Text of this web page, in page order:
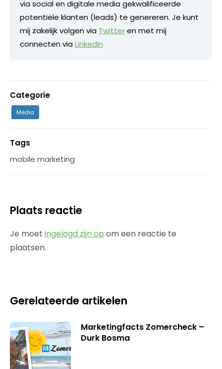
via social en digitale media gekwalificeerde
potentiële klanten (leads) te genereren. Je kunt
mij zakelijk volgen via Twitteren met mij
connecten viaLinkedIn
Categorie
Media
Tags
mobile marketing
Plaats reactie
Je moet ingelogd zijn op om een reactie te
plaatsen.
Gerelateerde artikelen
Marketingfacts Zomercheck –
Durk Bosma